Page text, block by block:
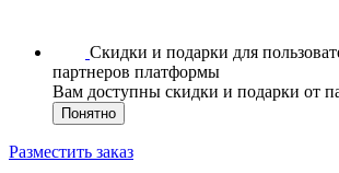
Скидки и подарки для
партнеров платформы
Вам доступны скидки и подарки от
Понятно
Разместить заказ